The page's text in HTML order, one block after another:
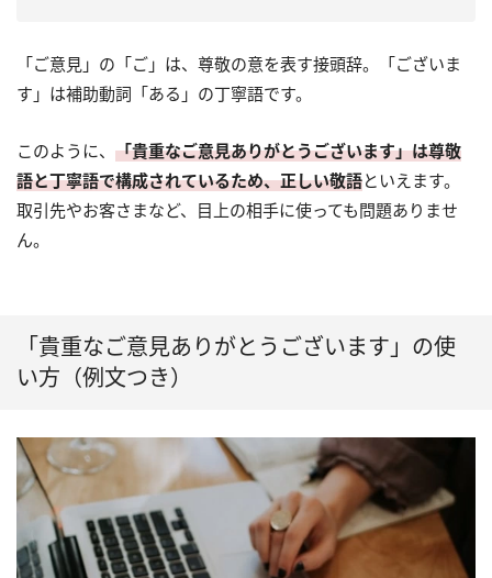
「ご意見」の「ご」は、尊敬の意を表す接頭辞。「ございま
す」は補助動詞「ある」の丁寧語です。
このように、 「貴重なご意見ありがとうございます」は尊敬
語と丁寧語で構成されているため、正しい敬語といえます。
取引先やお客さまなど、目上の相手に使っても問題ありませ
ん。
「貴重なご意見ありがとうございます」の使
い方（例文つき）